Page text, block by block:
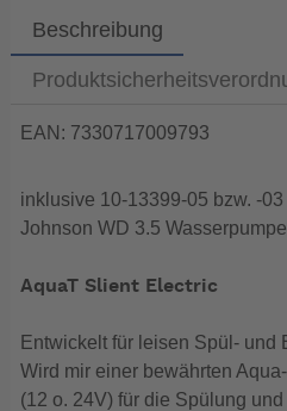
Beschreibung
EAN: 7330717009793
inklusive 10-13399-05 bzw. -03
Johnson WD 3.5
AquaT Slient Electric
Entwickelt für leisen Spül- und
Wird mir einer bewährten
(12 o. 24V) für die Spülung